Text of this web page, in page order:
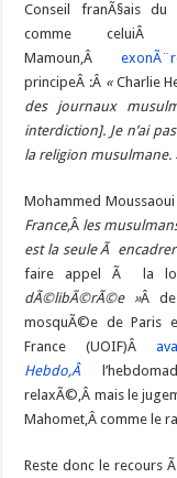
Conseil franÃ§ais du
comme celuiÂ
Mamoun,Â
principeÂ :Â « Charlie
des journaux
interdiction]. Je n’ai
la religion musulmane.
Mohammed Moussaoui
France,Â les
est la seule Ã
faire appel Ã la loi,
dÃ©libÃ©rÃ©e »Â
mosquÃ©e de Paris
France (UOIF)Â
Hebdo,Â
relaxÃ©,Â mais le
Mahomet,Â comme le
Reste donc le recours